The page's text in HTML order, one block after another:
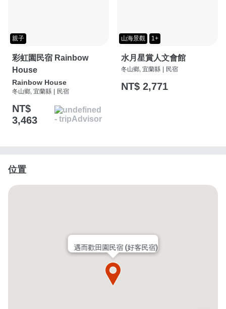
親子
彩虹園民宿 Rainbow
House
Rainbow House
冬山鄉, 宜蘭縣 民宿
NT$
3,463
山海景觀 1+
水月星賞人文會館
冬山鄉, 宜蘭縣 民宿
NT$ 2,771
位置
遇而歡田園民宿 (好客民宿)